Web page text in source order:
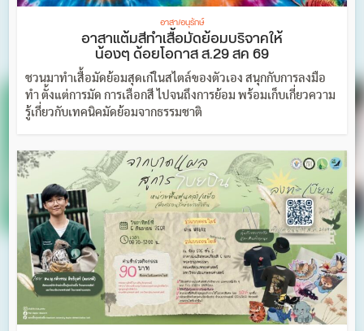
อาสา/อนุรักษ์
อาสาแต้มสีทำเสื้อมัดย้อมบริจาคให้
น้องๆ ด้อยโอกาส ส.29 สค 69
ชวนมาทำเสื้อมัดย้อมสุดเก๋ในสไตล์ของตัวเอง สนุกกับการลงมือ
ทำ ตั้งแต่การมัด การเลือกสี ไปจนถึงการย้อม พร้อมเก็บเกี่ยวความ
รู้เกี่ยวกับเทคนิคมัดย้อมจากธรรมชาติ